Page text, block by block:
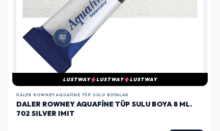
LUSTWAY LUSTWAY LUSTWAY
DALER ROWNEY AQUAFINE TÜP SULU BOYALAR
DALER ROWNEY AQUAFINE TÜP SULU BOYA 8 ML.
702 SILVER IMIT